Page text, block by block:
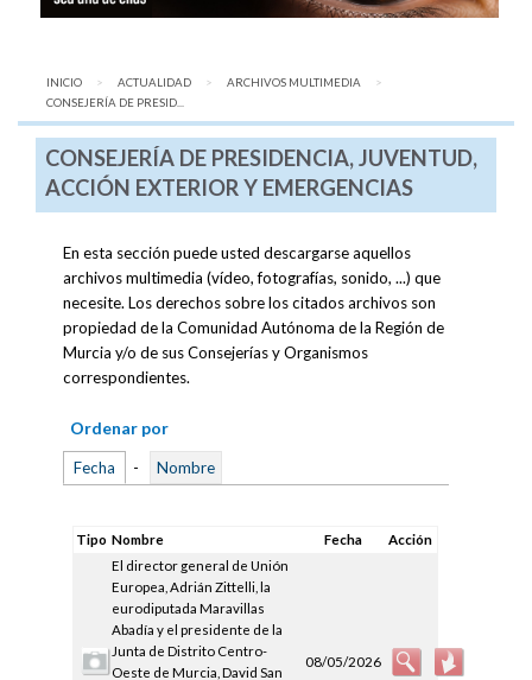
INICIO ACTUALIDAD
ARCHIVOS MULTIMEDIA
AQUÍ:
CONSEJERÍA DE PRESID...
CONSEJERÍA DE PRESIDENCIA, JUVENTUD,
ACCIÓN EXTERIOR Y EMERGENCIAS
En esta sección puede usted descargarse aquellos
archivos multimedia (vídeo, fotografías, sonido, ...) que
necesite. Los derechos sobre los citados archivos son
propiedad de la Comunidad Autónoma de la Región de
Murcia y/o de sus Consejerías y Organismos
correspondientes.
Ordenar por
Fecha - Nombre
Tipo Nombre Fecha
Acción
El director general de Unión
Europea, Adrián Zittelli, la
eurodiputada Maravillas
Abadía y el presidente de la
Junta de Distrito Centro-
Oeste de Murcia, David San
08/05/2026